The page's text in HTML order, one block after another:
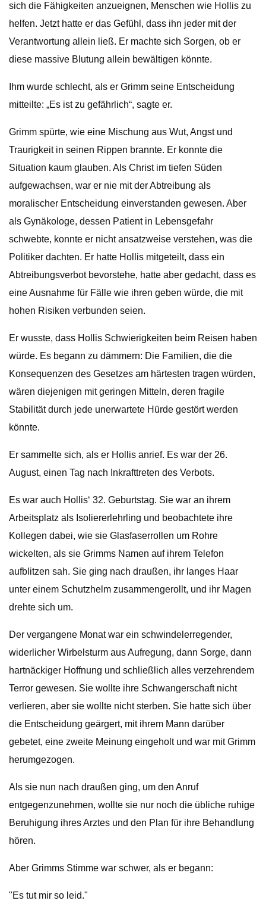
sich die Fähigkeiten anzueignen, Menschen wie Hollis zu
helfen. Jetzt hatte er das Gefühl, dass ihn jeder mit der
Verantwortung allein ließ. Er machte sich Sorgen, ob er
diese massive Blutung allein bewältigen könnte.
Ihm wurde schlecht, als er Grimm seine Entscheidung
mitteilte: „Es ist zu gefährlich“, sagte er.
Grimm spürte, wie eine Mischung aus Wut, Angst und
Traurigkeit in seinen Rippen brannte. Er konnte die
Situation kaum glauben. Als Christ im tiefen Süden
aufgewachsen, war er nie mit der Abtreibung als
moralischer Entscheidung einverstanden gewesen. Aber
als Gynäkologe, dessen Patient in Lebensgefahr
schwebte, konnte er nicht ansatzweise verstehen, was die
Politiker dachten. Er hatte Hollis mitgeteilt, dass ein
Abtreibungsverbot bevorstehe, hatte aber gedacht, dass es
eine Ausnahme für Fälle wie ihren geben würde, die mit
hohen Risiken verbunden seien.
Er wusste, dass Hollis Schwierigkeiten beim Reisen haben
würde. Es begann zu dämmern: Die Familien, die die
Konsequenzen des Gesetzes am härtesten tragen würden,
wären diejenigen mit geringen Mitteln, deren fragile
Stabilität durch jede unerwartete Hürde gestört werden
könnte.
Er sammelte sich, als er Hollis anrief. Es war der 26.
August, einen Tag nach Inkrafttreten des Verbots.
Es war auch Hollis‘ 32. Geburtstag. Sie war an ihrem
Arbeitsplatz als Isoliererlehrling und beobachtete ihre
Kollegen dabei, wie sie Glasfaserrollen um Rohre
wickelten, als sie Grimms Namen auf ihrem Telefon
aufblitzen sah. Sie ging nach draußen, ihr langes Haar
unter einem Schutzhelm zusammengerollt, und ihr Magen
drehte sich um.
Der vergangene Monat war ein schwindelerregender,
widerlicher Wirbelsturm aus Aufregung, dann Sorge, dann
hartnäckiger Hoffnung und schließlich alles verzehrendem
Terror gewesen. Sie wollte ihre Schwangerschaft nicht
verlieren, aber sie wollte nicht sterben. Sie hatte sich über
die Entscheidung geärgert, mit ihrem Mann darüber
gebetet, eine zweite Meinung eingeholt und war mit Grimm
herumgezogen.
Als sie nun nach draußen ging, um den Anruf
entgegenzunehmen, wollte sie nur noch die übliche ruhige
Beruhigung ihres Arztes und den Plan für ihre Behandlung
hören.
Aber Grimms Stimme war schwer, als er begann:
"Es tut mir so leid."